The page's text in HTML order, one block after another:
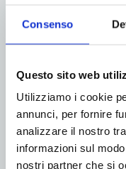
Consenso
Questo sito web
Utilizziamo i cookie
annunci, per fornire
analizzare il nostro
informazioni sul
nostri partner che si
Fusione nel
Bluepack
24 Ottobre 2018
Il gruppo BPK